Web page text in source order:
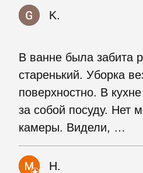
K.
В ванне была забита
старенький. Уборка
поверхностно. В
за собой посуду. Нет
камеры. Видели, …
H.